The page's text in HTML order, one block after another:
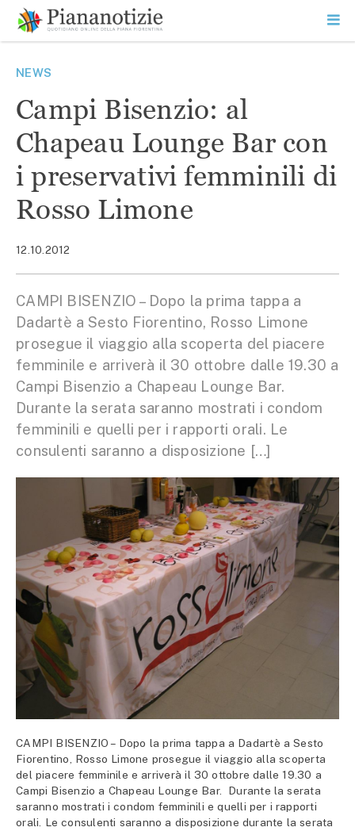
contenuto
SEARCH
NEWS
Campi Bisenzio: al
Chapeau Lounge Bar con
i preservativi femminili di
Rosso Limone
12.10.2012
CAMPI BISENZIO – Dopo la prima tappa a
Dadartè a Sesto Fiorentino, Rosso Limone
prosegue il viaggio alla scoperta del piacere
femminile e arriverà il 30 ottobre dalle 19.30 a
Campi Bisenzio a Chapeau Lounge Bar.
Durante la serata saranno mostrati i condom
femminili e quelli per i rapporti orali. Le
consulenti saranno a disposizione […]
CAMPI BISENZIO – Dopo la prima tappa a Dadartè a Sesto
Fiorentino, Rosso Limone prosegue il viaggio alla scoperta
del piacere femminile e arriverà il 30 ottobre dalle 19.30 a
Campi Bisenzio a Chapeau Lounge Bar. Durante la serata
saranno mostrati i condom femminili e quelli per i rapporti
orali. Le consulenti saranno a disposizione durante la serata